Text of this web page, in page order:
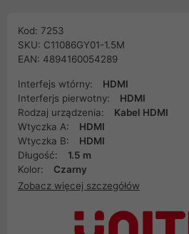
Kod: 7253
SKU: C11086GY01-1.5M
EAN: 4894160054289
Interfejs wtórny:
HDMI
Interferjs pierwotny:
HDMI
Rodzaj urządzenia:
Kabel HDMI
Wtyczka A:
HDMI
Wtyczka B:
HDMI
Długość:
1.5 m
Kolor:
Czarny
Zobacz więcej szczegółów